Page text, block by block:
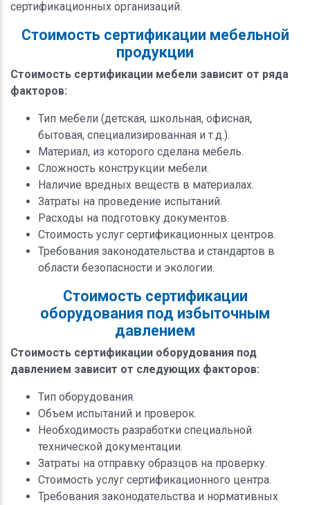
сертификационных организаций.
Стоимость сертификации мебельной
продукции
Стоимость сертификации мебели зависит от ряда
факторов:
Тип мебели (детская, школьная, офисная,
бытовая, специализированная и т.д.).
Материал, из которого сделана мебель.
Сложность конструкции мебели.
Наличие вредных веществ в материалах.
Затраты на проведение испытаний.
Расходы на подготовку документов.
Стоимость услуг сертификационных центров.
Требования законодательства и стандартов в
области безопасности и экологии.
Стоимость сертификации
оборудования под избыточным
давлением
Стоимость сертификации оборудования под
давлением зависит от следующих факторов:
Тип оборудования.
Объем испытаний и проверок.
Необходимость разработки специальной
технической документации.
Затраты на отправку образцов на проверку.
Стоимость услуг сертификационного центра.
Требования законодательства и нормативных